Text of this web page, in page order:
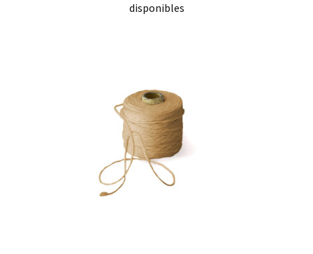
disponibles